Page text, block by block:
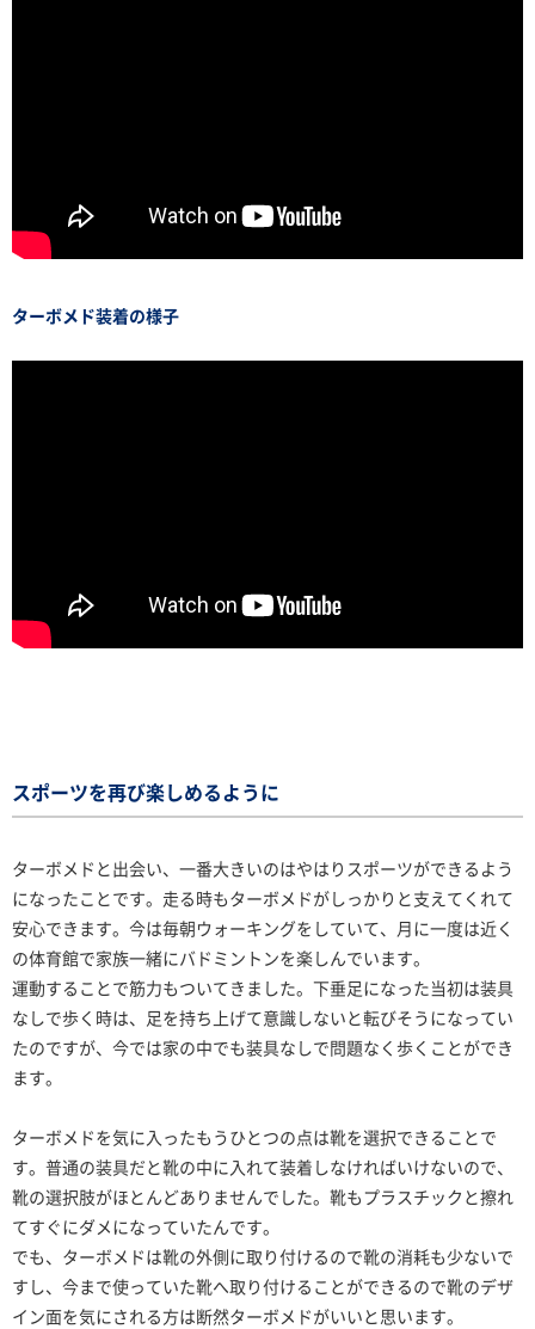
ターボメド装着の様子
スポーツを再び楽しめるように
ターボメドと出会い、一番大きいのはやはりスポーツができるよう
になったことです。走る時もターボメドがしっかりと支えてくれて
安心できます。今は毎朝ウォーキングをしていて、月に一度は近く
の体育館で家族一緒にバドミントンを楽しんでいます。
運動することで筋力もついてきました。下垂足になった当初は装具
なしで歩く時は、足を持ち上げて意識しないと転びそうになってい
たのですが、今では家の中でも装具なしで問題なく歩くことができ
ます。
ターボメドを気に入ったもうひとつの点は靴を選択できることで
す。普通の装具だと靴の中に入れて装着しなければいけないので、
靴の選択肢がほとんどありませんでした。靴もプラスチックと擦れ
てすぐにダメになっていたんです。
でも、ターボメドは靴の外側に取り付けるので靴の消耗も少ないで
すし、今まで使っていた靴へ取り付けることができるので靴のデザ
イン面を気にされる方は断然ターボメドがいいと思います。